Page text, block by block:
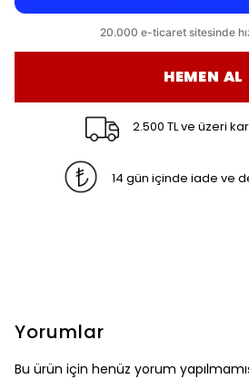
HEMEN AL
2.500 TL ve üzeri
14 gün içinde iade ve
Yorumlar
Bu ürün için henüz yorum